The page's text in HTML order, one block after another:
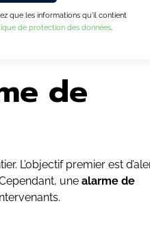
que les informations qu'il contient
de protection des données.
de
L’objectif premier est
une alarme de